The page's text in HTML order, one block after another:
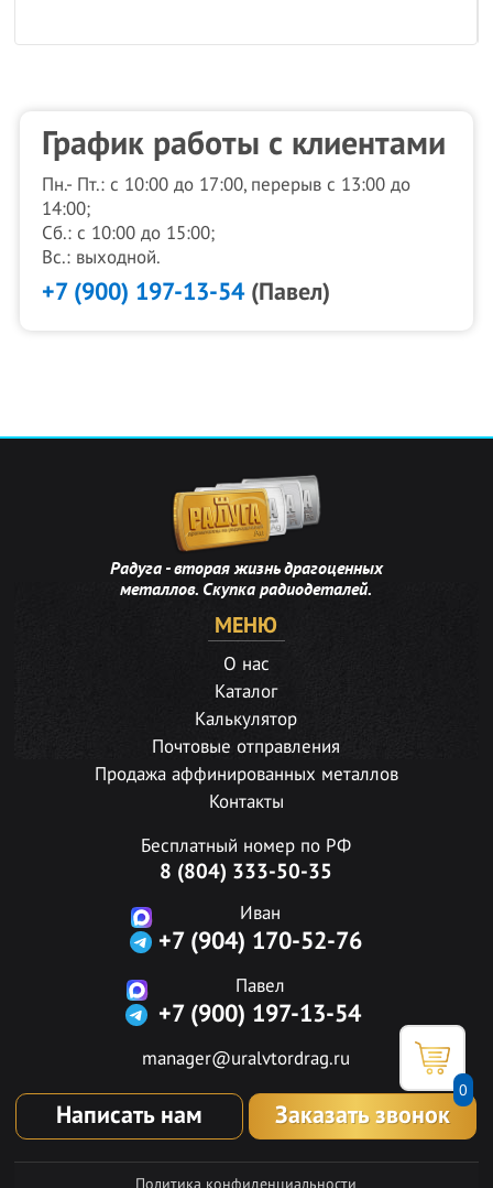
0
График работы с клиентами
Пн.- Пт.: с 10:00 до 17:00, перерыв с 13:00 до
14:00;
Сб.: с 10:00 до 15:00;
Вс.: выходной.
+7 (900) 197-13-54(Павел)
Радуга - вторая жизнь драгоценных
металлов. Скупка радиодеталей.
МЕНЮ
О нас
Каталог
Калькулятор
Почтовые отправления
Продажа аффинированных металлов
Контакты
Бесплатный номер по РФ
8 (804) 333-50-35
Иван
+7 (904) 170-52-76
Павел
+7 (900) 197-13-54
manager@uralvtordrag.ru
Написать нам Заказать звонок
Политика конфиденциальности